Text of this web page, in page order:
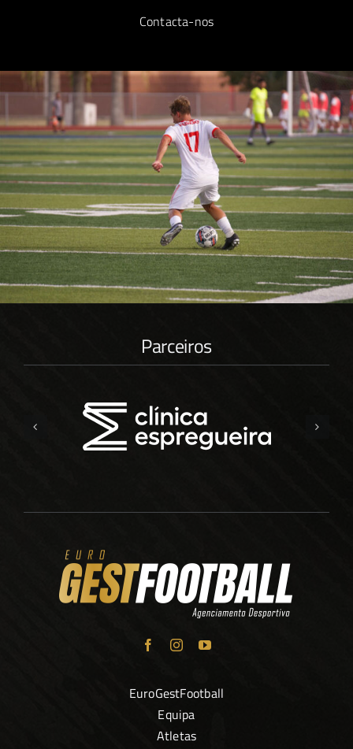
Contacta-nos
Parceiros
EuroGestFootball
Equipa
Atletas